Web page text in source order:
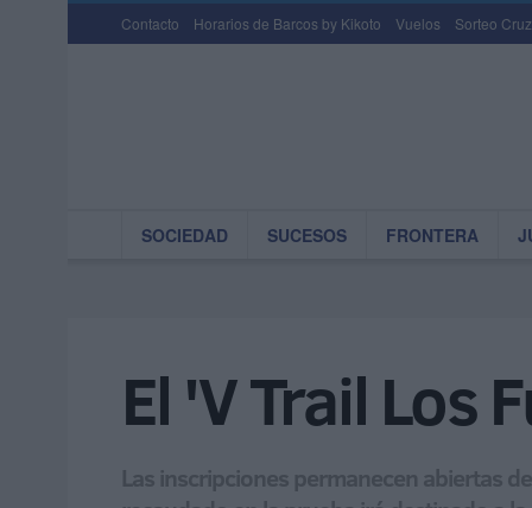
Contacto Horarios de Barcos by Kikoto Vuelos Sorteo
SOCIEDAD SUCESOS FRONTERA
El 'V Trail Los
Las inscripciones permanecen abiertas